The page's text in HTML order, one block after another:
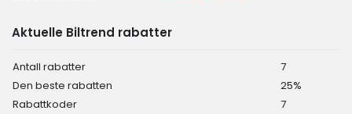
Aktuelle Biltrend rabatter
Antall rabatter
7
Den beste rabatten
25%
Rabattkoder
7